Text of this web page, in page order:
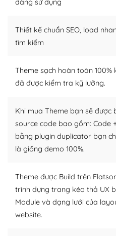
– Sở hữu một cộng đồng
khổng lồ được kiểm duyệt
người cuồng tín WordPress.
Nếu bạn gặp khó khăn, bạn
kiếm những cộng đồng
lời, giải đáp vấn đề của bạn.
Cộng đồng sử dụng
– Đa dạng plugin và themes
Plugin mở rộng là thành
WordPress để tăng thêm
nhiều plugin trả phí hoặc
dàng sử dụng
Thiết kế chuẩn SEO, load
tìm kiếm
Theme sạch hoàn toàn
đã được kiểm tra kỹ lưỡng.
Khi mua Theme bạn sẽ được
source code bao gồm: Code
bằng plugin duplicator bạn
là giống demo 100%.
Theme được Build trên
trình dựng trang kéo thả UX
Module và dạng lưới của
website.